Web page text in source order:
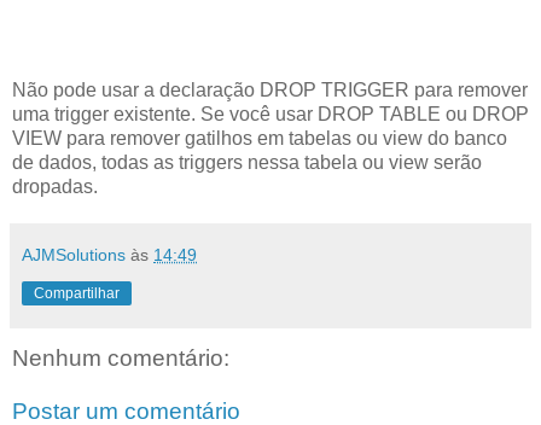
Não pode usar a declaração DROP TRIGGER para remover
uma trigger existente. Se você usar DROP TABLE ou DROP
VIEW para remover gatilhos em tabelas ou view do banco
de dados, todas as triggers nessa tabela ou view serão
dropadas.
AJMSolutions às 14:49
Compartilhar
Nenhum comentário:
Postar um comentário